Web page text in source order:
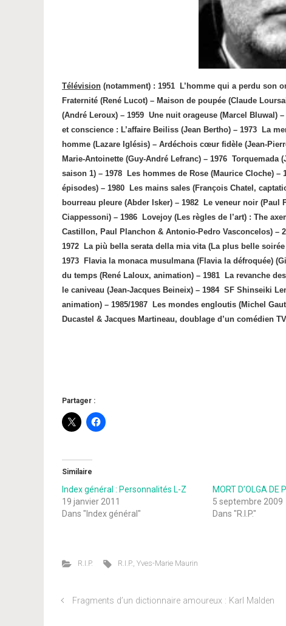
Télévision (notamment) : 1951 L’homme qui a perdu son
Fraternité (René Lucot) – Maison de poupée (Claude
(André Leroux) – 1959 Une nuit orageuse (Marcel Bluwal) –
et conscience : L’affaire Beiliss (Jean Bertho) – 1973
La
homme (Lazare Iglésis) – Ardéchois cœur fidèle (Jean-
Marie-Antoinette (Guy-André Lefranc) – 1976 Torquemada
saison 1) – 1978
Les hommes de Rose (Maurice Cloche) –
épisodes) – 1980
Les mains sales (François Chatel,
bourreau pleure (Abder Isker) – 1982
Le veneur noir (Paul
Ciappessoni) – 1986
Lovejoy (Les règles de l’art) : The
Castillon, Paul Planchon & Antonio-Pedro Vasconcelos) –
1972
La più bella serata della mia vita (La plus belle
1973
Flavia la monaca musulmana (Flavia la défroquée)
du temps (René Laloux, animation) – 1981
La revanche
le caniveau (Jean-Jacques Beineix) – 1984 SF Shinseiki
animation) – 1985/1987
Les mondes engloutis (Michel
Ducastel & Jacques Martineau, doublage d’un comédien
Partager :
Similaire
Index général : Personnalités L-Z
19 janvier 2011
Dans "Index général"
MORT D’OLGA DE
5 septembre 2009
Dans "R.I.P."
R.I.P. R.I.P.,Yves-Marie Maurin
Fragments d’un dictionnaire amoureux : Karl Malden